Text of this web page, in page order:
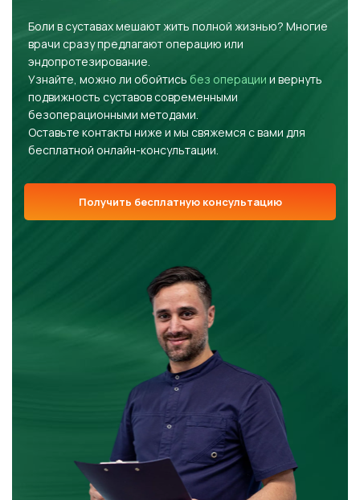
Боли в суставах мешают жить полной жизнью? Многие
врачи сразу предлагают операцию или
эндопротезирование.
Узнайте, можно ли обойтись без операции и вернуть
подвижность суставов современными
безоперационными методами.
Оставьте контакты ниже и мы свяжемся с вами для
бесплатной онлайн-консультации.
Получить бесплатную консультацию